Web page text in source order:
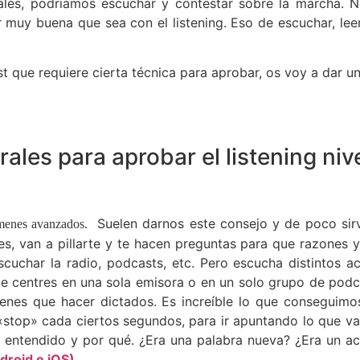
buena que sea con el listening. Eso de escuchar,
que requiere cierta técnica para aprobar, os voy a dar
para aprobar el listening
avanzados.
Suelen darnos este consejo y de poco
van a pillarte y te hacen preguntas para que razones
la radio, podcasts, etc. Pero escucha distintos
centres en una sola emisora o en un solo grupo de
que hacer dictados. Es increíble lo que
cada ciertos segundos, para ir apuntando lo que
y por qué. ¿Era una palabra nueva? ¿Era un